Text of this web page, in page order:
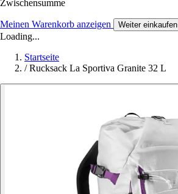
Zwischensumme
Meinen Warenkorb anzeigen Weiter einkaufen
Loading...
Startseite
/ Rucksack La Sportiva Granite 32 L